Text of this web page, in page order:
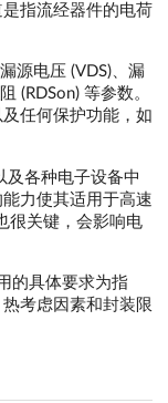
指流经器件的电荷
源电压 (VDS)、漏
(RDSon) 等参数。
任何保护功能，如
及各种电子设备中
力使其适用于高速
很关键，会影响电
的具体要求为指
考虑因素和封装限